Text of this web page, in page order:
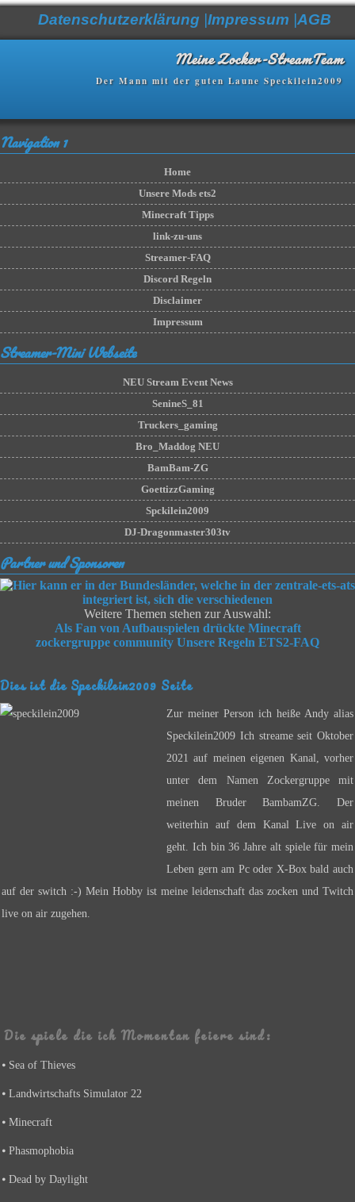
Datenschutz­erklärung Impressum AGB
Meine Zocker-StreamTeam
Der Mann mit der guten Laune Speckilein2009
Navigation 1
Home
Unsere Mods ets2
Minecraft Tipps
link-zu-uns
Streamer-FAQ
Discord Regeln
Disclaimer
Impressum
Streamer-Mini Webseite
NEU Stream Event News
SenineS_81
Truckers_gaming
Bro_Maddog NEU
BamBam-ZG
GoettizzGaming
Spckilein2009
DJ-Dragonmaster303tv
Partner und Sponsoren
Weitere Themen stehen zur Auswahl:
Als Fan von Aufbauspielen drückte Minecraft
zockergruppe community Unsere Regeln ETS2-FAQ
Dies ist die Speckilein2009 Seite
Zur meiner Person ich heiße Andy alias
Speckilein2009 Ich streame seit Oktober
2021 auf meinen eigenen Kanal, vorher
unter dem Namen Zockergruppe mit
meinen Bruder BambamZG. Der
weiterhin auf dem Kanal Live on air
geht. Ich bin 36 Jahre alt spiele für mein
Leben gern am Pc oder X-Box bald auch
auf der switch :-) Mein Hobby ist meine leidenschaft das zocken und Twitch
live on air zugehen.
Die spiele die ich Momentan feiere sind:
⦁ Sea of Thieves
⦁ Landwirtschafts Simulator 22
⦁ Minecraft
⦁ Phasmophobia
⦁ Dead by Daylight